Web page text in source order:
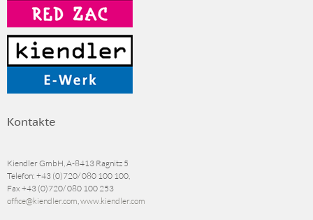
Kontakte
Kiendler GmbH, A-8413 Ragnitz 5
Telefon: +43 (0)720/ 080 100 100,
Fax +43 (0)720/ 080 100 253
office@kiendler.com,www.kiendler.com